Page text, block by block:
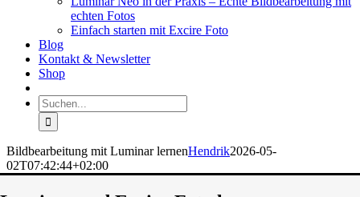
echten Fotos
Einfach starten mit Excire Foto
Blog
Kontakt & Newsletter
Shop
Suche
nach:
Bildbearbeitung mit Luminar lernenHendrik2026-05-
02T07:42:44+02:00